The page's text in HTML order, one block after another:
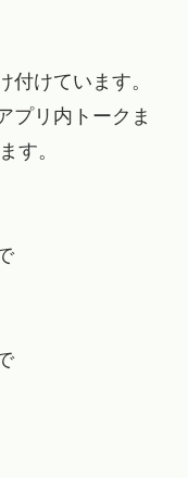
付けています。
プリ内トークま
す。